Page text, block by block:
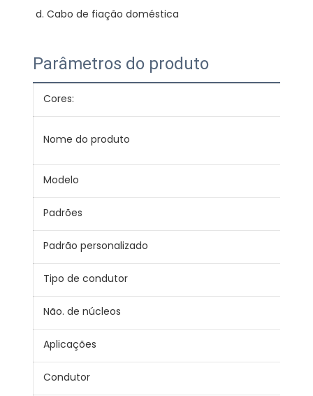
Parâmetros do produto
Cores:
Nome do produto
Modelo
Padrões
Padrão personalizado
Tipo de condutor
Não. de núcleos
Aplicações
Condutor